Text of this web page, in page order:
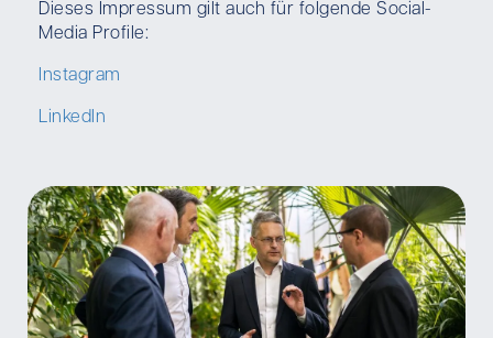
Dieses Impressum gilt auch für folgende Social-
Media Profile:
Instagram
LinkedIn